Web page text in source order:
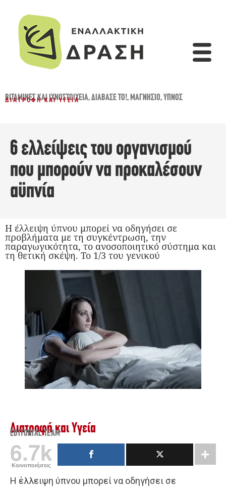
ΒΙΤΑΜΊΝΕΣ ΚΑΙ ΙΧΝΟΣΤΟΙΧΕΊΑ,ΔΙΆΒΑΣΈ ΤΟ!,ΜΑΓΝΉΣΙΟ,ΎΠΝΟΣ
ΔΙΑΤΡΟΦΉ ΚΑΙ ΥΓΕΊΑ
6 ελλείψεις του οργανισμού
που μπορούν να προκαλέσουν
αϋπνία
Η έλλειψη ύπνου μπορεί να οδηγήσει σε
προβλήματα με τη συγκέντρωση, την
παραγωγικότητα, το ανοσοποιητικό σύστημα και
τη θετική σκέψη. Το 1/3 του γενικού
Διατροφή και Υγεία
EDITORIAL TEAM
6.7k
Κοινοποιήσεις
Η έλλειψη ύπνου μπορεί να οδηγήσει σε